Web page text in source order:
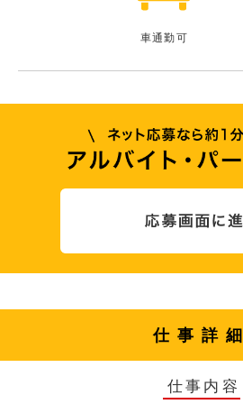
車通勤可
仕事詳細
仕事内容